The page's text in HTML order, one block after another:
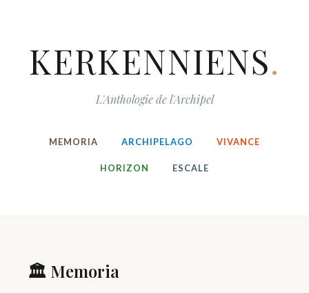
KERKENNIENS.
L'Anthologie de l'Archipel
MEMORIA ARCHIPELAGO VIVANCE
HORIZON ESCALE
🏛️ Memoria